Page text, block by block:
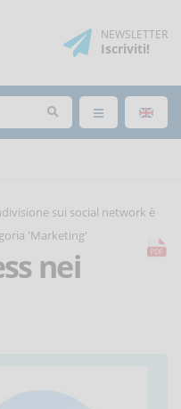
NEWSLETTER
Iscriviti!
sui social network è
'Marketing'
nei